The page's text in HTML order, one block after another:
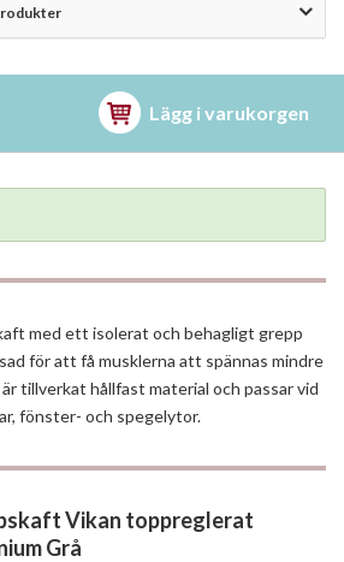
Lägg i varukorgen
med ett isolerat och behagligt grepp
för att få musklerna att spännas mindre
tillverkat hållfast material och passar vid
fönster- och spegelytor.
Vikan toppreglerat
Grå